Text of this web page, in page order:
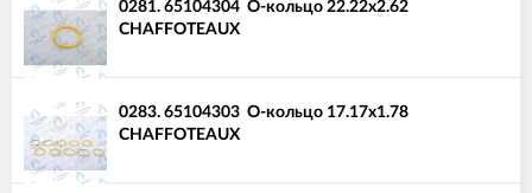
0281. 65104304 О-кольцо 22.22x2.62
CHAFFOTEAUX
0283. 65104303 О-кольцо 17.17x1.78
CHAFFOTEAUX